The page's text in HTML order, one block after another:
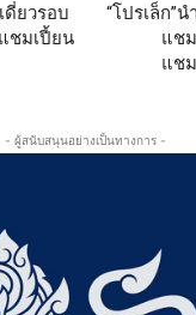
ดี่ยวรอบ
ชมเปี้ยน
“โปรเล็ก”
แช
แช
- ผู้สนับสนุนอย่างเป็นทางการ -